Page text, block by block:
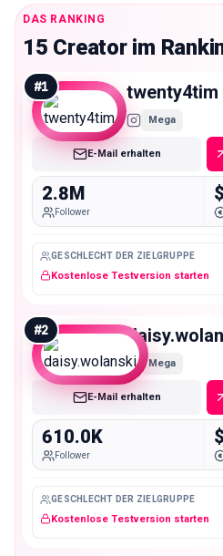
DAS RANKING
15 Creator im
#1 twenty4tim
Mega
E-Mail erhalten
2.8M
Follower
GESCHLECHT DER ZIELGRUPPE
Kostenlose Testversion starten
#2
Mega
E-Mail erhalten
610.0K
Follower
GESCHLECHT DER ZIELGRUPPE
Kostenlose Testversion starten